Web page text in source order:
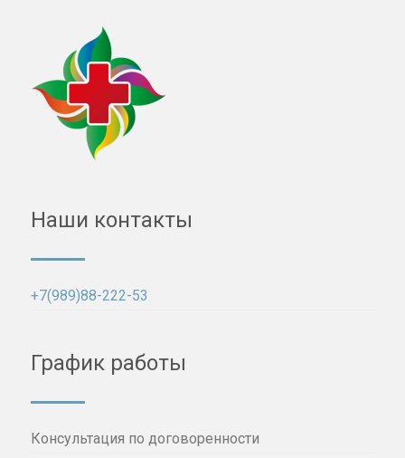
Наши контакты
+7(989)88-222-53
График работы
Консультация по договоренности